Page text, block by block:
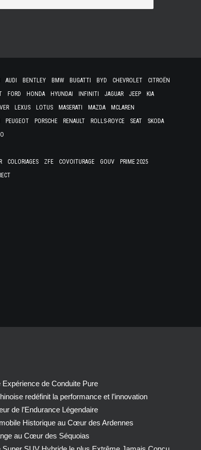
AUDI BENTLEY BMW BUGATTI BYD CHEVROLET
CITROËN
FORD HONDA HYUNDAI INFINITI JAGUAR JEEP
KIA
LEXUS LOTUS MASERATI MAZDA
MCLAREN
PEUGEOT PORSCHE RENAULT ROLLS-ROYCE SEAT
SKODA
COLORIAGES ZFE COVOITURAGE GOUV
PRIME 2025
Expérience de Conduite Pure
redéfinit la performance et l’innovation
de l’Endurance Légendaire
Historique au Cœur des Ardennes
au Cœur des Séquoias